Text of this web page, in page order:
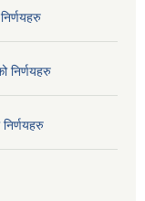
निर्णयहरु